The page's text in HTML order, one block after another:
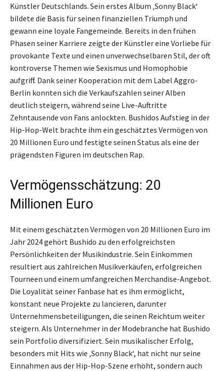
Künstler Deutschlands. Sein erstes Album ‚Sonny Black‘
bildete die Basis für seinen finanziellen Triumph und
gewann eine loyale Fangemeinde. Bereits in den frühen
Phasen seiner Karriere zeigte der Künstler eine Vorliebe für
provokante Texte und einen unverwechselbaren Stil, der oft
kontroverse Themen wie Sexismus und Homophobie
aufgriff. Dank seiner Kooperation mit dem Label Aggro-
Berlin konnten sich die Verkaufszahlen seiner Alben
deutlich steigern, während seine Live-Auftritte
Zehntausende von Fans anlockten. Bushidos Aufstieg in der
Hip-Hop-Welt brachte ihm ein geschätztes Vermögen von
20 Millionen Euro und festigte seinen Status als eine der
prägendsten Figuren im deutschen Rap.
Vermögensschätzung: 20
Millionen Euro
Mit einem geschätzten Vermögen von 20 Millionen Euro im
Jahr 2024 gehört Bushido zu den erfolgreichsten
Persönlichkeiten der Musikindustrie. Sein Einkommen
resultiert aus zahlreichen Musikverkäufen, erfolgreichen
Tourneen und einem umfangreichen Merchandise-Angebot.
Die Loyalität seiner Fanbase hat es ihm ermöglicht,
konstant neue Projekte zu lancieren, darunter
Unternehmensbeteiligungen, die seinen Reichtum weiter
steigern. Als Unternehmer in der Modebranche hat Bushido
sein Portfolio diversifiziert. Sein musikalischer Erfolg,
besonders mit Hits wie ‚Sonny Black‘, hat nicht nur seine
Einnahmen aus der Hip-Hop-Szene erhöht, sondern auch